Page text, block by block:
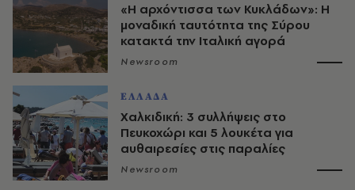
«Η αρχόντισσα των Κυκλάδων»: Η
μοναδική ταυτότητα της Σύρου
κατακτά την Ιταλική αγορά
Newsroom
ΕΛΛΑΔΑ
Χαλκιδική: 3 συλλήψεις στο
Πευκοχώρι και 5 λουκέτα για
αυθαιρεσίες στις παραλίες
Newsroom